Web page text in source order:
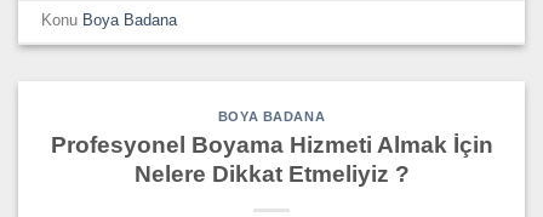
Konu Boya Badana
BOYA BADANA
Profesyonel Boyama Hizmeti Almak İçin
Nelere Dikkat Etmeliyiz ?